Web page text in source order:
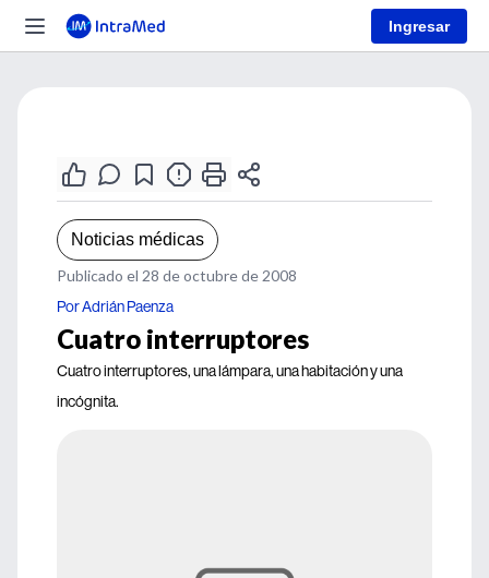
Ingresar
Noticias médicas
Publicado el 28 de octubre de 2008
Por Adrián Paenza
Cuatro interruptores
Cuatro interruptores, una lámpara, una habitación y una
incógnita.